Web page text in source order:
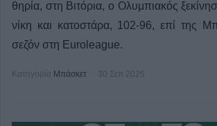
θηρία, στη Βιτόρια, ο Ολυμπιακός
νίκη και κατοστάρα, 102-96, επί της
σεζόν στη Euroleague.
Κατηγορία Μπάσκετ 30 Σεπ 2025